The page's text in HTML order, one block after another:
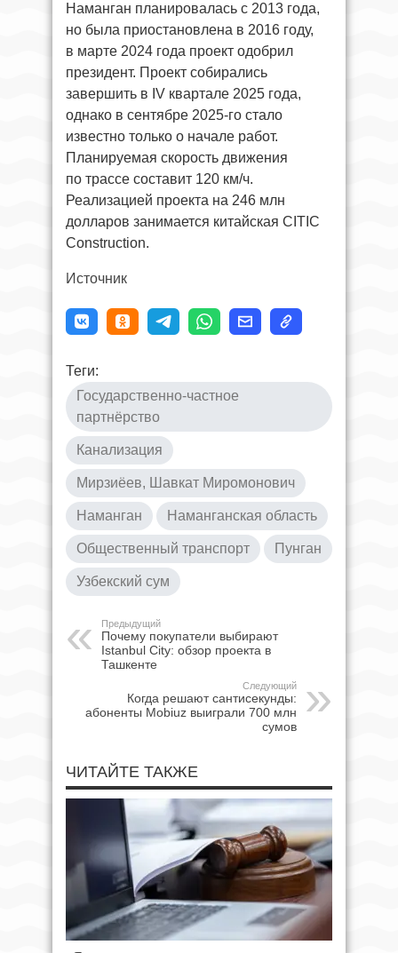
Наманган планировалась с 2013 года,
но была приостановлена в 2016 году,
в марте 2024 года проект одобрил
президент. Проект собирались
завершить в IV квартале 2025 года,
однако в сентябре 2025-го стало
известно только о начале работ.
Планируемая скорость движения
по трассе составит 120 км/ч.
Реализацией проекта на 246 млн
долларов занимается китайская CITIC
Construction.
Источник
Теги:
Государственно-частное
партнёрство
Канализация
Мирзиёев, Шавкат Миромонович
Наманган Наманганская область
Общественный транспорт Пунган
Узбекский сум
Предыдущий
Почему покупатели выбирают
Istanbul City: обзор проекта в
Ташкенте
Следующий
Когда решают сантисекунды:
абоненты Mobiuz выиграли 700 млн
сумов
ЧИТАЙТЕ ТАКЖЕ